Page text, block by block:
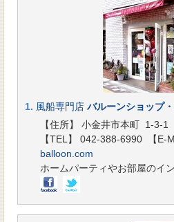
1. 風船専門店 バルーンショップ
【住所】 小金井市本町 1-3-1
【TEL】 042-388-6990
【E-
balloon.com
ホームパーティやお部屋のイ